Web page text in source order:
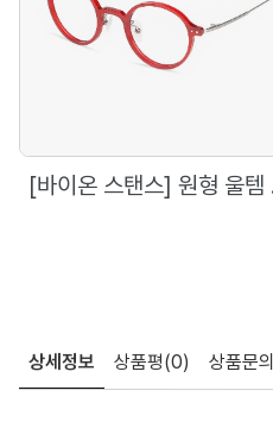
[
상세정보 상품평(0) 상품문의